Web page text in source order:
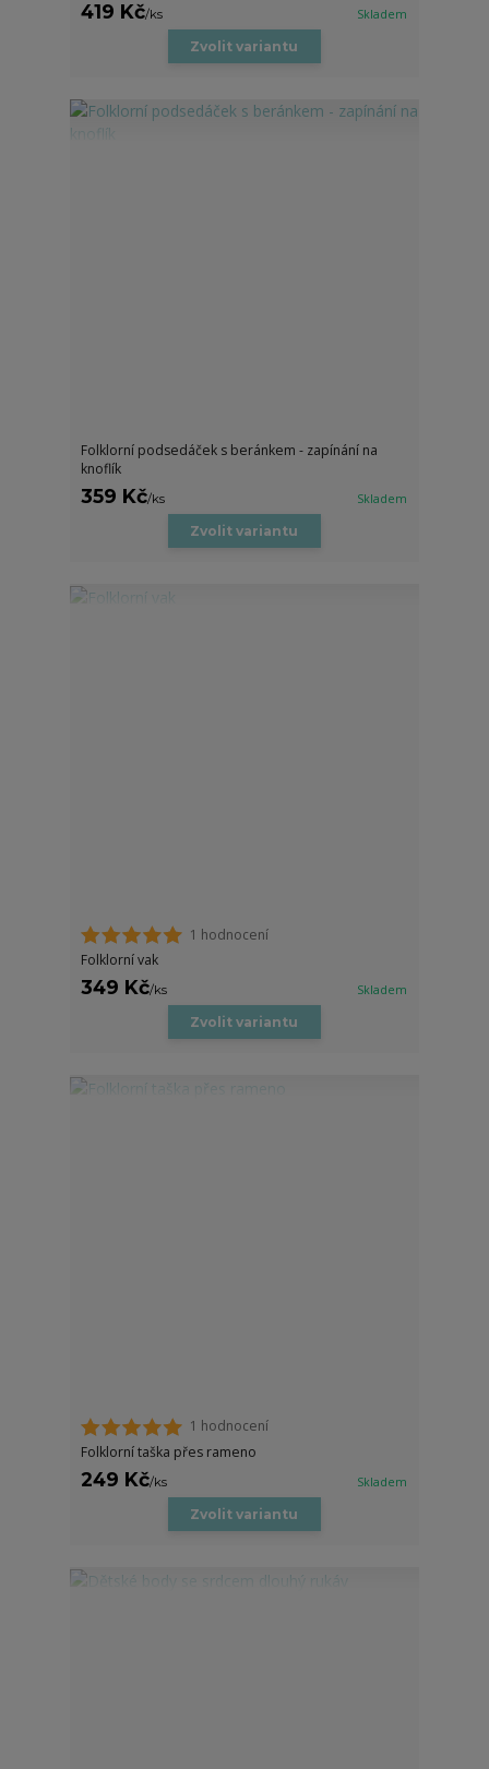
419 Kč/ks Skladem
Zvolit variantu
Folklorní podsedáček s beránkem - zapínání na
knoflík
359 Kč/ks Skladem
Zvolit variantu
1 hodnocení
Folklorní vak
349 Kč/ks Skladem
Zvolit variantu
1 hodnocení
Folklorní taška přes rameno
249 Kč/ks Skladem
Zvolit variantu